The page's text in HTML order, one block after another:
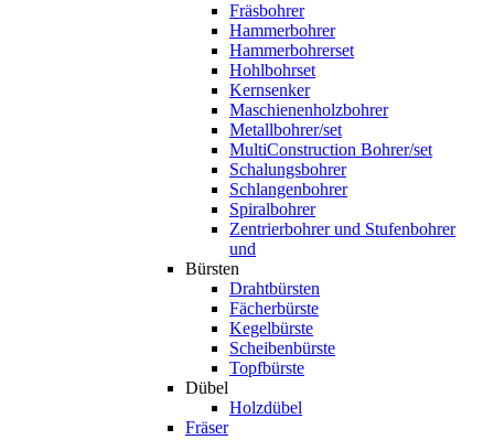
Fräsbohrer
Hammerbohrer
Hammerbohrerset
Hohlbohrset
Kernsenker
Maschienenholzbohrer
Metallbohrer/set
MultiConstruction Bohrer/set
Schalungsbohrer
Schlangenbohrer
Spiralbohrer
Zentrierbohrer und Stufenbohrer
und
Bürsten
Drahtbürsten
Fächerbürste
Kegelbürste
Scheibenbürste
Topfbürste
Dübel
Holzdübel
Fräser